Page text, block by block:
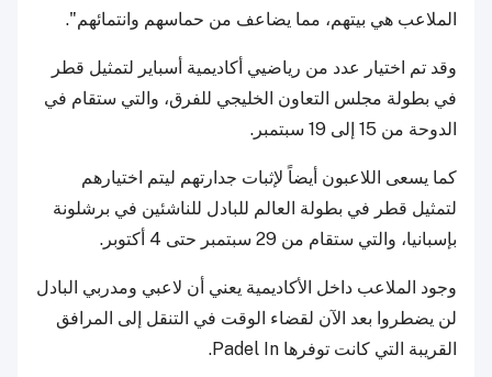
الملاعب هي بيتهم، مما يضاعف من حماسهم وانتمائهم".
وقد تم اختيار عدد من رياضيي أكاديمية أسباير لتمثيل قطر
في بطولة مجلس التعاون الخليجي للفرق، والتي ستقام في
الدوحة من 15 إلى 19 سبتمبر.
كما يسعى اللاعبون أيضاً لإثبات جدارتهم ليتم اختيارهم
لتمثيل قطر في بطولة العالم للبادل للناشئين في برشلونة
بإسبانيا، والتي ستقام من 29 سبتمبر حتى 4 أكتوبر.
وجود الملاعب داخل الأكاديمية يعني أن لاعبي ومدربي البادل
لن يضطروا بعد الآن لقضاء الوقت في التنقل إلى المرافق
القريبة التي كانت توفرها Padel In.